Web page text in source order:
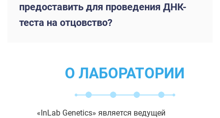
предоставить для проведения ДНК-
теста на отцовство?
О ЛАБОРАТОРИИ
«InLab Genetics» является ведущей